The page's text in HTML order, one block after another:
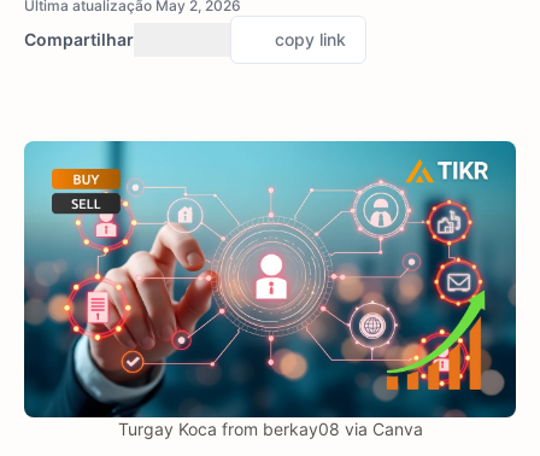
Última atualização May 2, 2026
Compartilhar copy link
Turgay Koca from berkay08 via Canva